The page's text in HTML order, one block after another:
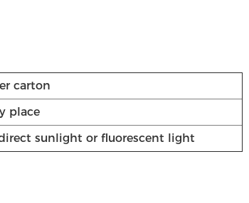
carton
place
sunlight or fluorescent light